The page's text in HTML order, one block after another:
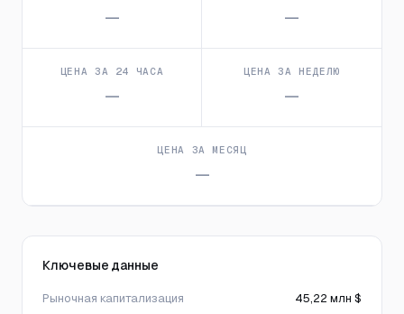
— —
ЦЕНА ЗА 24 ЧАСА
—
ЦЕНА ЗА НЕДЕЛЮ
—
ЦЕНА ЗА МЕСЯЦ
—
Ключевые данные
Рыночная капитализация
45,22 млн $